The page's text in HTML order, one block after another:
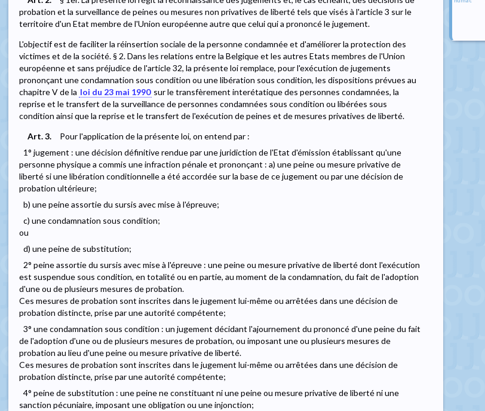
probation et la surveillance de peines ou mesures non privatives de liberté tels que visés à l'article 3 sur le
territoire d'un Etat membre de l'Union européenne autre que celui qui a prononcé le jugement.
L'objectif est de faciliter la réinsertion sociale de la personne condamnée et d'améliorer la protection des
victimes et de la société. § 2. Dans les relations entre la Belgique et les autres Etats membres de l'Union
européenne et sans préjudice de l'article 32, la présente loi remplace, pour l'exécution de jugements
prononçant une condamnation sous condition ou une libération sous condition, les dispositions prévues au
chapitre V de la loi du 23 mai 1990 sur le transfèrement interétatique des personnes condamnées, la
reprise et le transfert de la surveillance de personnes condamnées sous condition ou libérées sous
condition ainsi que la reprise et le transfert de l'exécution de peines et de mesures privatives de liberté.
Art. 3.
Pour l'application de la présente loi, on entend par :
1° jugement : une décision définitive rendue par une juridiction de l'Etat d'émission établissant qu'une
personne physique a commis une infraction pénale et prononçant : a) une peine ou mesure privative de
liberté si une libération conditionnelle a été accordée sur la base de ce jugement ou par une décision de
probation ultérieure;
b) une peine assortie du sursis avec mise à l'épreuve;
c) une condamnation sous condition;
ou
d) une peine de substitution;
2° peine assortie du sursis avec mise à l'épreuve : une peine ou mesure privative de liberté dont l'exécution
est suspendue sous condition, en totalité ou en partie, au moment de la condamnation, du fait de l'adoption
d'une ou de plusieurs mesures de probation.
Ces mesures de probation sont inscrites dans le jugement lui-même ou arrêtées dans une décision de
probation distincte, prise par une autorité compétente;
3° une condamnation sous condition : un jugement décidant l'ajournement du prononcé d'une peine du fait
de l'adoption d'une ou de plusieurs mesures de probation, ou imposant une ou plusieurs mesures de
probation au lieu d'une peine ou mesure privative de liberté.
Ces mesures de probation sont inscrites dans le jugement lui-même ou arrêtées dans une décision de
probation distincte, prise par une autorité compétente;
4° peine de substitution : une peine ne constituant ni une peine ou mesure privative de liberté ni une
sanction pécuniaire, imposant une obligation ou une injonction;